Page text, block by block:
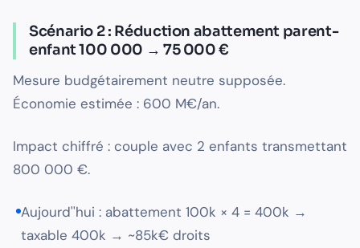
Scénario 2 : Réduction abattement parent-
enfant 100 000 → 75 000 €
Mesure budgétairement neutre supposée.
Économie estimée : 600 M€/an.
Impact chiffré : couple avec 2 enfants transmettant
800 000 €.
Aujourd''hui : abattement 100k × 4 = 400k →
taxable 400k → ~85k€ droits